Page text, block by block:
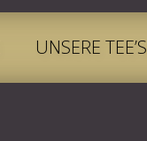
UNSERE TEE’S